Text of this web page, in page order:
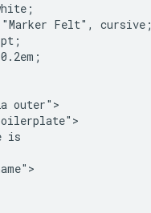
Felt", cursive;
outer">
is